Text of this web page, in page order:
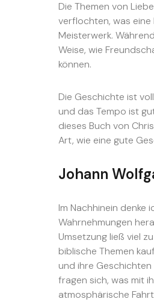
Die Themen von
verflochten, was
Meisterwerk.
Weise, wie
können.
Die Geschichte ist
und das Tempo ist
dieses Buch von
Art, wie eine gute
Johann
Im Nachhinein denke
Wahrnehmungen
Umsetzung ließ viel
biblische Themen
und ihre Geschichten
fragen sich, was mit
atmosphärische